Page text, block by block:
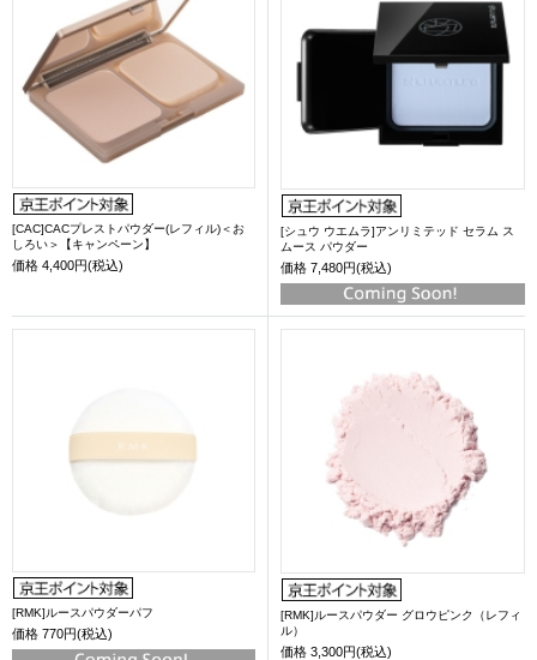
[CAC]CACプレストパウダー(レフィル)＜お
しろい＞【キャンペーン】
価格 4,400円(税込)
[シュウ ウエムラ]アンリミテッド セラム ス
ムース パウダー
価格 7,480円(税込)
[RMK]ルースパウダーパフ
価格 770円(税込)
[RMK]ルースパウダー グロウピンク（レフィ
ル）
価格 3,300円(税込)